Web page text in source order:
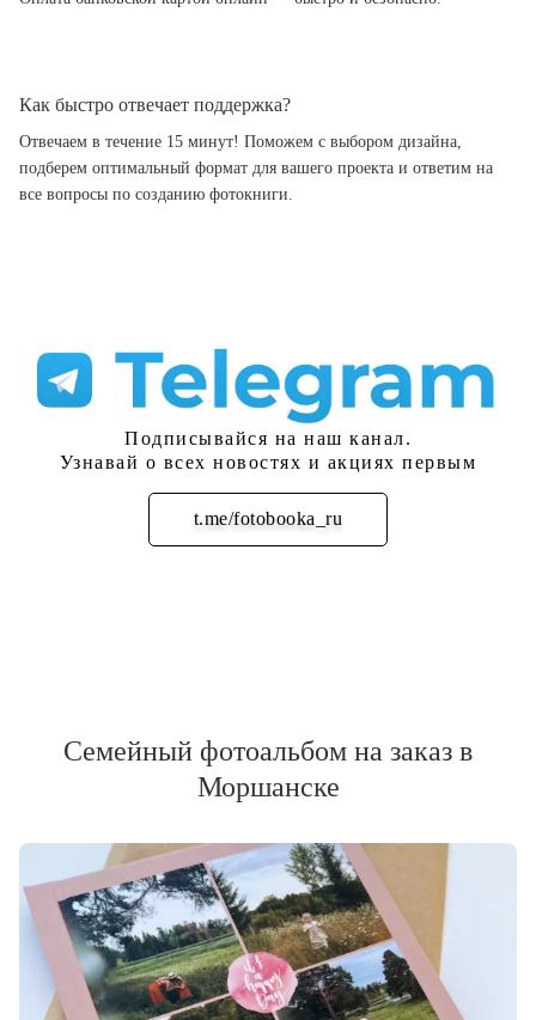
Как быстро отвечает поддержка?
Отвечаем в течение 15 минут! Поможем с выбором дизайна,
подберем оптимальный формат для вашего проекта и ответим на
все вопросы по созданию фотокниги.
Подписывайся на наш канал.
Узнавай о всех новостях и акциях первым
t.me/fotobooka_ru
Подписаться
Семейный фотоальбом на заказ в
Моршанске